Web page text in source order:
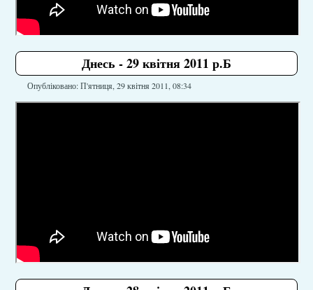
Днесь - 29 квітня 2011 р.Б
Опубліковано: П'ятниця, 29 квітня 2011, 08:34